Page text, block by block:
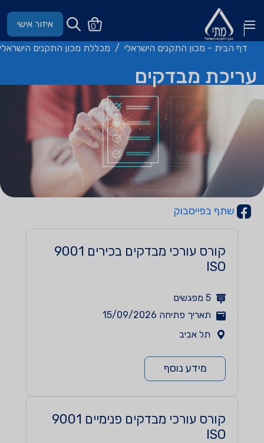
0 איזור אישי
דף הבית - מכון התקנים הישראלי מכללת מכון התקנים הישראלי
עריכת מבדקים
שתף בפייסבוק
קורס עורכי מבדקים בכירים 9001
ISO
5מפגשים
תאריך פתיחה 15/09/2026
תל אביב
מידע נוסף
קורס עורכי מבדקים פנימיים 9001
ISO